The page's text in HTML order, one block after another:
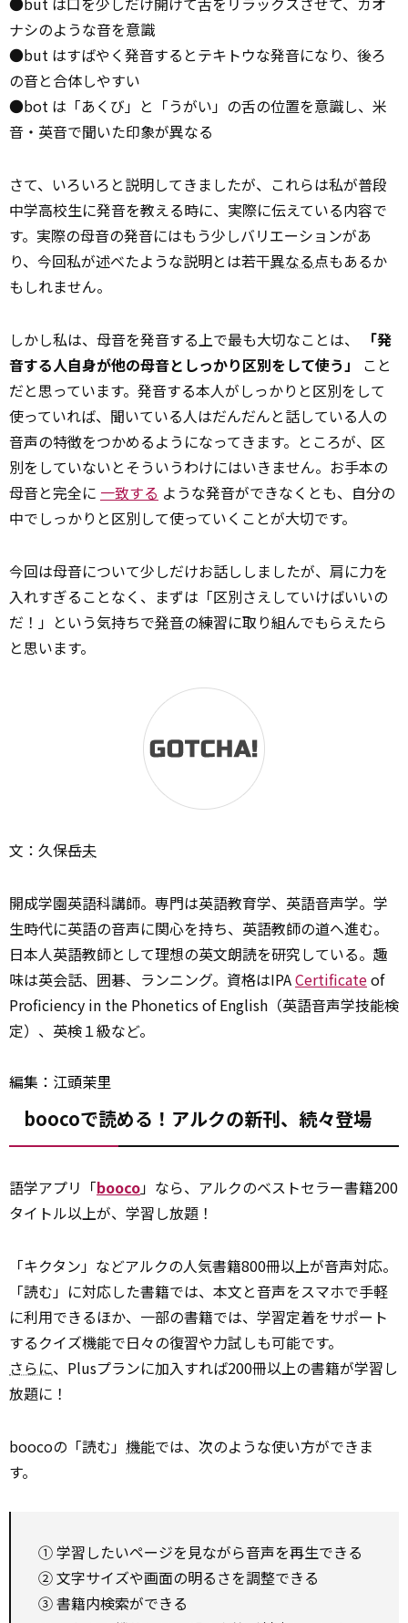
ナシのような音を意識
●but はすばやく発音するとテキトウな発音になり、後ろ
の音と合体しやすい
●bot は「あくび」と「うがい」の舌の位置を意識し、米
音・英音で聞いた印象が異なる
さて、いろいろと説明してきましたが、これらは私が普段
中学高校生に発音を教える時に、実際に伝えている内容で
す。実際の母音の発音にはもう少しバリエーションがあ
り、今回私が述べたような説明とは若干異なる点もあるか
もしれません。
しかし私は、母音を発音する上で最も大切なことは、
「発
音する人自身が他の母音としっかり区別をして使う」
こと
だと思っています。発音する本人がしっかりと区別をして
使っていれば、聞いている人はだんだんと話している人の
音声の特徴をつかめるようになってきます。ところが、区
別をしていないとそういうわけにはいきません。お手本の
母音と完全に 一致する ような発音ができなくとも、自分の
中でしっかりと区別して使っていくことが大切です。
今回は母音について少しだけお話ししましたが、肩に力を
入れすぎることなく、まずは「区別さえしていけばいいの
だ！」という気持ちで発音の練習に取り組んでもらえたら
と思います。
文：久保岳夫
開成学園英語科講師。専門は英語教育学、英語音声学。学
生時代に英語の音声に関心を持ち、英語教師の道へ進む。
日本人英語教師として理想の英文朗読を研究している。趣
味は英会話、囲碁、ランニング。資格はIPACertificateof
Proficiency in the Phonetics of English（英語音声学技能検
定）、英検１級など。
編集：江頭茉里
boocoで読める！アルクの新刊、続々登場
語学アプリ「booco」なら、アルクのベストセラー書籍200
タイトル以上が、学習し放題！
「キクタン」などアルクの人気書籍800冊以上が音声対応。
「読む」に対応した書籍では、本文と音声をスマホで手軽
に利用できるほか、一部の書籍では、学習定着をサポート
するクイズ機能で日々の復習や力試しも可能です。
さらに、Plusプランに加入すれば200冊以上の書籍が学習し
放題に！
boocoの「読む」 機能では、次のような使い方ができま
す。
① 学習したいページを見ながら音声を再生できる
② 文字サイズや画面の明るさを調整できる
③ 書籍内検索ができる